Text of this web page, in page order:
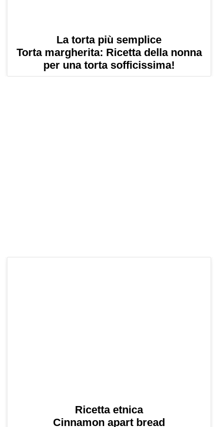
La torta più semplice
Torta margherita: Ricetta della nonna
per una torta sofficissima!
Ricetta etnica
Cinnamon apart bread